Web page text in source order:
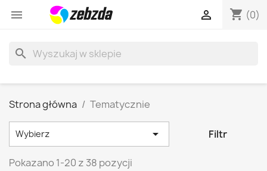
 shopping_cart (0)

search
Strona główna Tematycznie
Wybierz  Filtr
Pokazano 1-20 z 38 pozycji